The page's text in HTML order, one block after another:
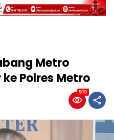
Metro
Polres Metro
570